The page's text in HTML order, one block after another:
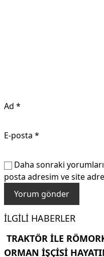
Ad *
E-posta *
Daha sonraki
posta adresim ve site
İLGILI HABERLER
TRAKTÖR ILE
ORMAN IŞÇISI